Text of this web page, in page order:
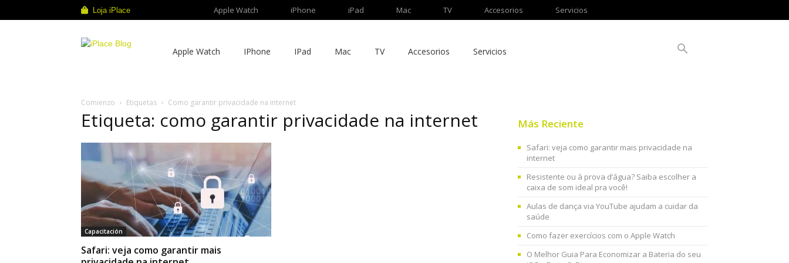
Loja iPlace Apple Watch iPhone iPad Mac TV Accesorios Servicios
Apple Watch IPhone IPad Mac TV Accesorios Servicios
Comienzo Etiquetas Como garantir privacidade na internet
Etiqueta: como garantir privacidade na internet
Capacitación
Safari: veja como garantir mais
Más Reciente
Safari: veja como garantir mais privacidade na
internet
Resistente ou à prova d’água? Saiba escolher a
caixa de som ideal pra você!
Aulas de dança via YouTube ajudam a cuidar da
saúde
Como fazer exercícios com o Apple Watch
O Melhor Guia Para Economizar a Bateria do seu